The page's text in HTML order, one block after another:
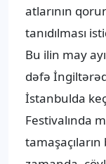
atlarının
tanıdılması
Bu ilin may
dəfə
İstanbulda
Festivalında